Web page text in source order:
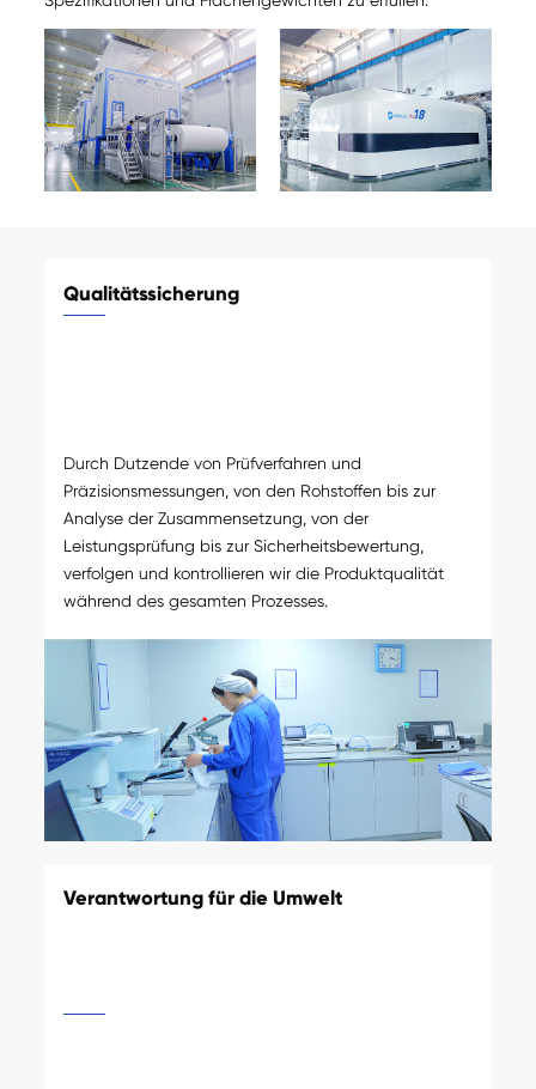
Qualitätssicherung
Durch Dutzende von Prüfverfahren und
Präzisionsmessungen, von den Rohstoffen bis zur
Analyse der Zusammensetzung, von der
Leistungsprüfung bis zur Sicherheitsbewertung,
verfolgen und kontrollieren wir die Produktqualität
während des gesamten Prozesses.
Verantwortung für die Umwelt